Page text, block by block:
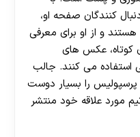
کنندگان صفحه او،
و از او برای معرفی
کوتاه، عکس های
استفاده می‌ کنند. جالب
را بسیار دوست
مورد علاقه خود منتشر